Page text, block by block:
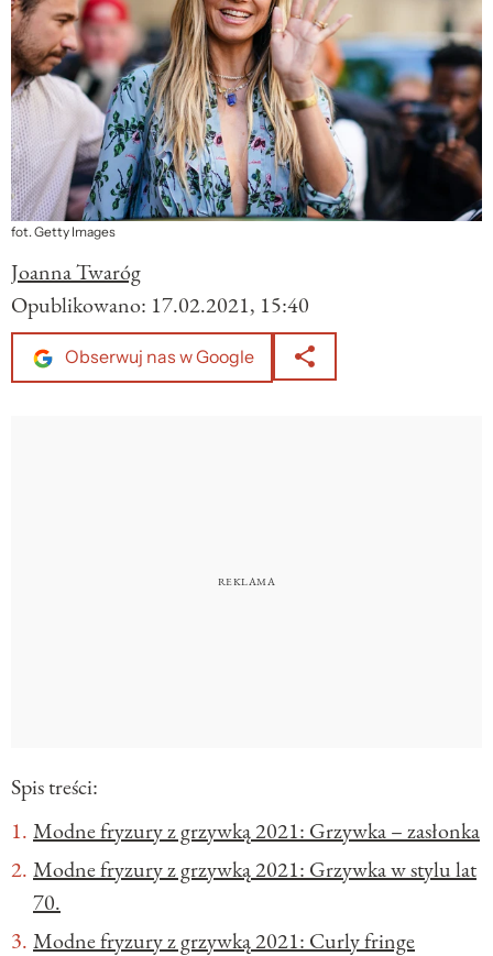
fot. Getty Images
Joanna Twaróg
Opublikowano: 17.02.2021, 15:40
Obserwuj nas w Google
Spis treści:
Modne fryzury z grzywką 2021: Grzywka – zasłonka
Modne fryzury z grzywką 2021: Grzywka w stylu lat
70.
Modne fryzury z grzywką 2021: Curly fringe